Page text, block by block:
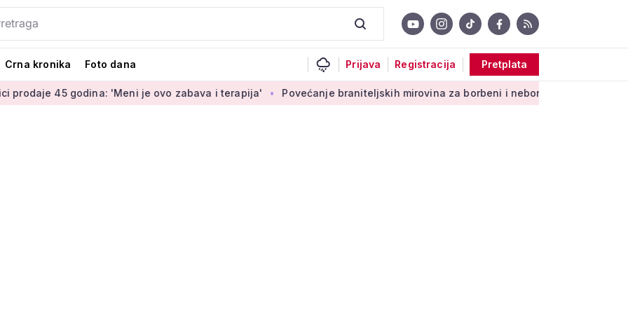
Crna kronika Foto dana Prijava Registracija Pretplata
'Meni je ovo zabava i terapija' Povećanje braniteljskih mirovina za borbeni i neborbeni sektor od početka 2027.